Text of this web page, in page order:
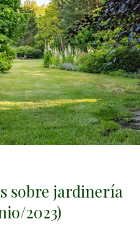
sobre jardinería
2023)